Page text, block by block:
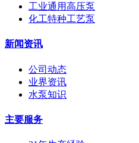
工业通用高压泵
化工特种工艺泵
新闻资讯
公司动态
业界资讯
水泵知识
主要服务